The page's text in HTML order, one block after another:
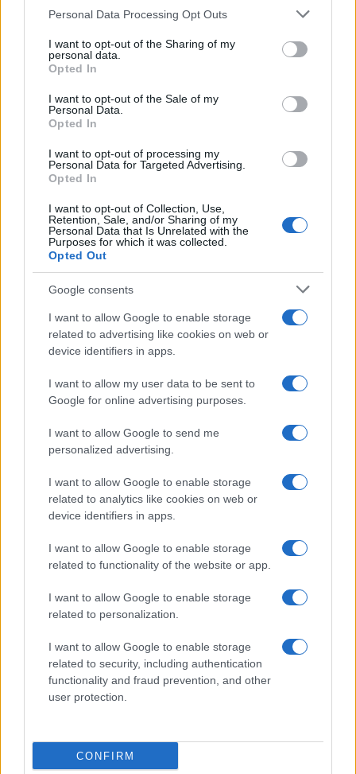
Please note that this website/app uses one or more Google
not limited to your visit or usage behaviour. You may click to
grant or deny consent to Google and its third-party tags to
use your data for below specified purposes in below Google
consent section.
Personal Data Processing Opt Outs
I want to opt-out of the Sharing of my
personal data.
Opted In
I want to opt-out of the Sale of my
Personal Data.
Opted In
I want to opt-out of processing my
Personal Data for Targeted Advertising.
Opted In
I want to opt-out of Collection, Use,
Retention, Sale, and/or Sharing of my
Personal Data that Is Unrelated with the
Purposes for which it was collected.
Opted Out
Google consents
I want to allow Google to enable storage
related to advertising like cookies on web or
device identifiers in apps.
I want to allow my user data to be sent to
Google for online advertising purposes.
I want to allow Google to send me
personalized advertising.
I want to allow Google to enable storage
related to analytics like cookies on web or
device identifiers in apps.
I want to allow Google to enable storage
related to functionality of the website or app.
I want to allow Google to enable storage
related to personalization.
I want to allow Google to enable storage
related to security, including authentication
functionality and fraud prevention, and other
user protection.
CONFIRM
rasističnimi, diskriminatornimi ali nezakonitimi vsebinami bodo
Failed to fetch
Kategorije: Novice
Ključne besede: Muta
Slovenj Gradec
borut pahor
maruša vranc
predsedniška palača
srednja šola vse točke
Več iz kraja Slovenj Gradec
Brezplačna osvežitev: Skočite v
Ravnah
Graška Gora obeležuje 50.
jubilejni festival narodno-
zabavne glasbe
Nogometni spektakel je pred
vrati, zagotovite si svojo
vstopnico pravočasno
Obratovanje bazenov
Aqualatio prilagojeno
vremenskim razmeram